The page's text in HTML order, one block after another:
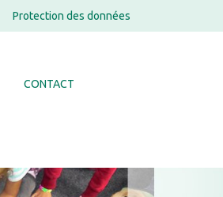
Protection des données
CONTACT